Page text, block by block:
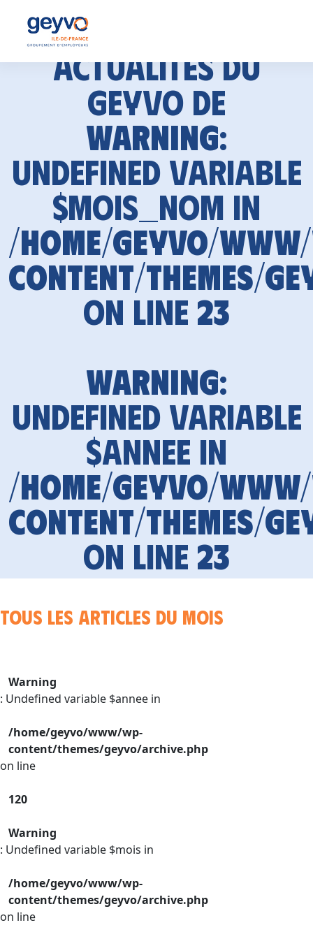
Actualités du
GEYVO de
Warning:
Undefined variable
$mois_nom in
/home/geyvo/
content/themes/
on line 23
Warning:
Undefined variable
$annee in
/home/geyvo/
content/themes/
on line 23
Tous les articles du mois
Warning
: Undefined variable $annee in
/home/geyvo/www/wp-
content/themes/geyvo/archive.php
on line
120
Warning
: Undefined variable $mois in
/home/geyvo/www/wp-
content/themes/geyvo/archive.php
on line